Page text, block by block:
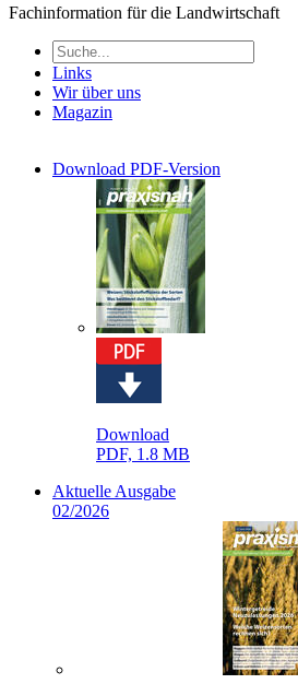
Fachinformation für die Landwirtschaft
Links
Wir über uns
Magazin
Download PDF-Version
Download
PDF, 1.8 MB
Aktuelle Ausgabe
02/2026